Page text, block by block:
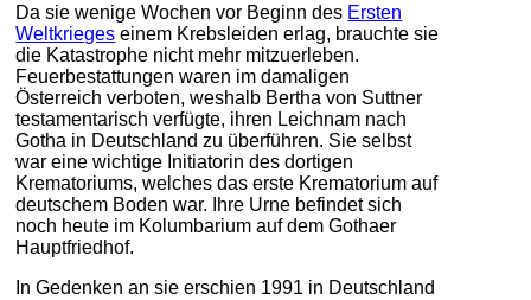
Da sie wenige Wochen vor Beginn des Ersten
Weltkrieges einem Krebsleiden erlag, brauchte sie
die Katastrophe nicht mehr mitzuerleben.
Feuerbestattungen waren im damaligen
Österreich verboten, weshalb Bertha von Suttner
testamentarisch verfügte, ihren Leichnam nach
Gotha in Deutschland zu überführen. Sie selbst
war eine wichtige Initiatorin des dortigen
Krematoriums, welches das erste Krematorium auf
deutschem Boden war. Ihre Urne befindet sich
noch heute im Kolumbarium auf dem Gothaer
Hauptfriedhof.
In Gedenken an sie erschien 1991 in Deutschland